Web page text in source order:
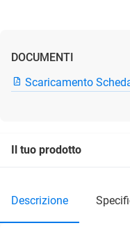
DOCUMENTI
Scaricamento
Il tuo prodotto
descrizione